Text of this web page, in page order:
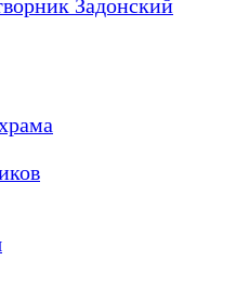
Задонский